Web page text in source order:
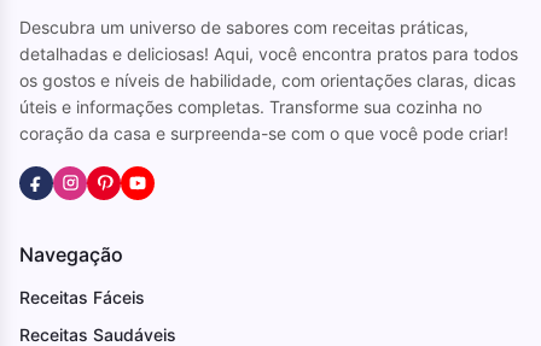
Descubra um universo de sabores com receitas práticas,
detalhadas e deliciosas! Aqui, você encontra pratos para todos
os gostos e níveis de habilidade, com orientações claras, dicas
úteis e informações completas. Transforme sua cozinha no
coração da casa e surpreenda-se com o que você pode criar!
Navegação
Receitas Fáceis
Receitas Saudáveis